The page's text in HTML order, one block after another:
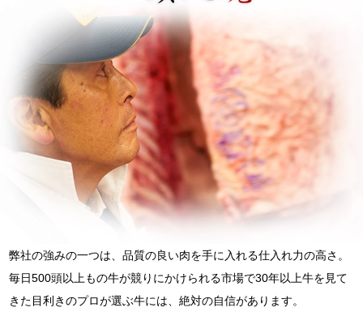
弊社の強みの一つは、品質の良い肉を手に入れる仕入れ力の高さ。
毎日500頭以上もの牛が競りにかけられる市場で30年以上牛を見て
きた目利きのプロが選ぶ牛には、絶対の自信があります。